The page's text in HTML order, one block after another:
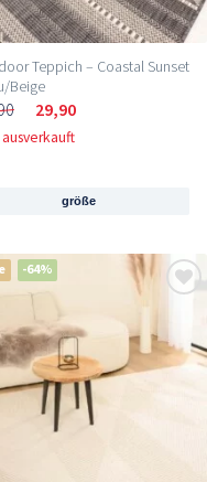
Teppich – Coastal Sunset
Beige
29,90
ausverkauft
größe
-64%